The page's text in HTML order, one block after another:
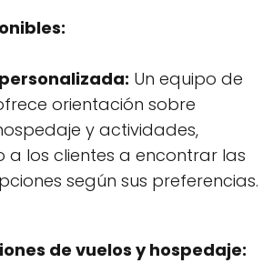
Un equipo de
orientación sobre
y actividades,
a los clientes a encontrar las
según sus preferencias.
de vuelos y hospedaje: